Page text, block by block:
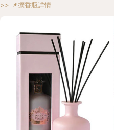
>> 📌擴香瓶詳情